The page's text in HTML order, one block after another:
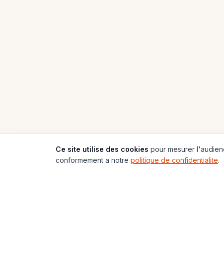
Ce site utilise des cookies pour mesurer
conformement a notre politique de confidentialite.